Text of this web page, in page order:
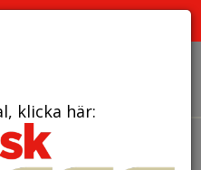
klicka här: